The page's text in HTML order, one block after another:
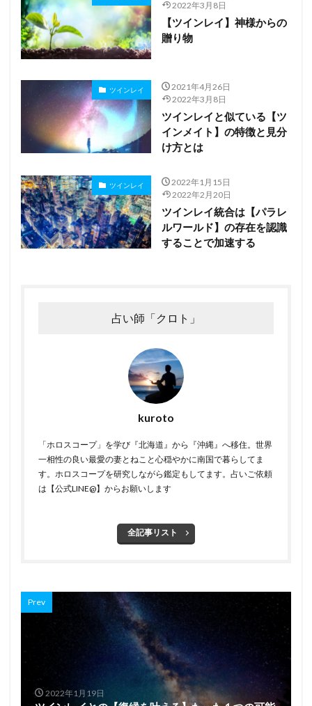
Prev
2022年1月19日
占い師「クロト」
kuroto
「ホロスコープ」を学び『北海道』から『沖縄』へ移住。世界
一相性の良い最愛の妻とねこと心穏やかに南国で暮らしてま
す。ホロスコープを研究しながら鑑定もしてます。占いご依頼
は【公式LINE@】からお願いします
全記事リスト
2022年3月8日
【ツインレイ】神様からの
贈り物
ツインレイ
2021年4月26日
2022年3月8日
ツインレイと似ている【ツ
インメイト】の特徴と見分
け方とは
ツインレイ
2022年1月15日
2022年2月20日
ツインレイ統合は【パラレ
ルワールド】の存在を認識
することで加速する